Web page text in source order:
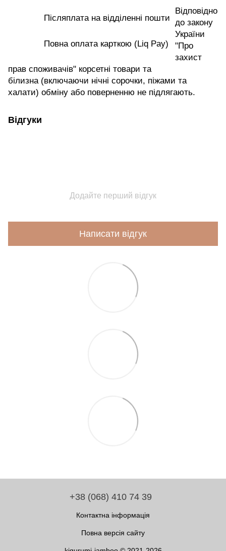
Післяплата на відділенні пошти
Повна оплата карткою (Liq Pay)
Відповідно
до закону
України
"Про
захист
прав споживачів" корсетні товари та
білизна (включаючи нічні сорочки, піжами та
халати) обміну або поверненню не підлягають.
Відгуки
Додайте перший відгук
Написати відгук
+38 (068) 410 74 39
Контактна інформація
Повна версія сайту